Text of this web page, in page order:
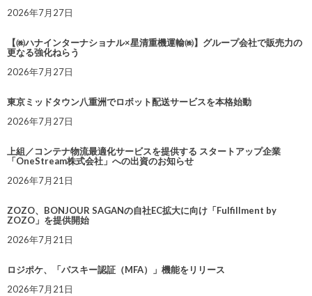
2026年7月27日
【㈱ハナインターナショナル×星清重機運輸㈱】グループ会社で販売力の
更なる強化ねらう
2026年7月27日
東京ミッドタウン八重洲でロボット配送サービスを本格始動
2026年7月27日
上組／コンテナ物流最適化サービスを提供する スタートアップ企業
「OneStream株式会社」への出資のお知らせ
2026年7月21日
ZOZO、BONJOUR SAGANの自社EC拡大に向け「Fulfillment by
ZOZO」を提供開始
2026年7月21日
ロジポケ、「パスキー認証（MFA）」機能をリリース
2026年7月21日